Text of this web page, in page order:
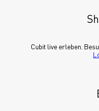
Cubit live erleben.